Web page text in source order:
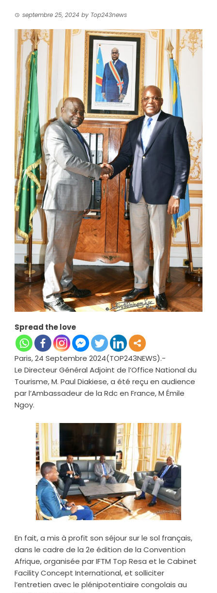
septembre 25, 2024 by Top243news
Spread the love
Paris, 24 Septembre 2024(TOP243NEWS).-
Le Directeur Général Adjoint de l’Office National du
Tourisme, M. Paul Diakiese, a été reçu en audience
par l’Ambassadeur de la Rdc en France, M Émile
Ngoy.
En fait, a mis à profit son séjour sur le sol français,
dans le cadre de la 2e édition de la Convention
Afrique, organisée par IFTM Top Resa et le Cabinet
Facility Concept International, et solliciter
l’entretien avec le plénipotentiaire congolais au